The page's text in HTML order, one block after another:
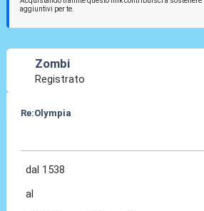
aggiuntivi per te.
Zombi
Registrato
Re:Olympia
dal 1538
al